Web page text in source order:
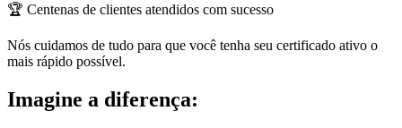
🏆 Centenas de clientes atendidos com sucesso
Nós cuidamos de tudo para que você tenha seu certificado ativo o
mais rápido possível.
Imagine a diferença: